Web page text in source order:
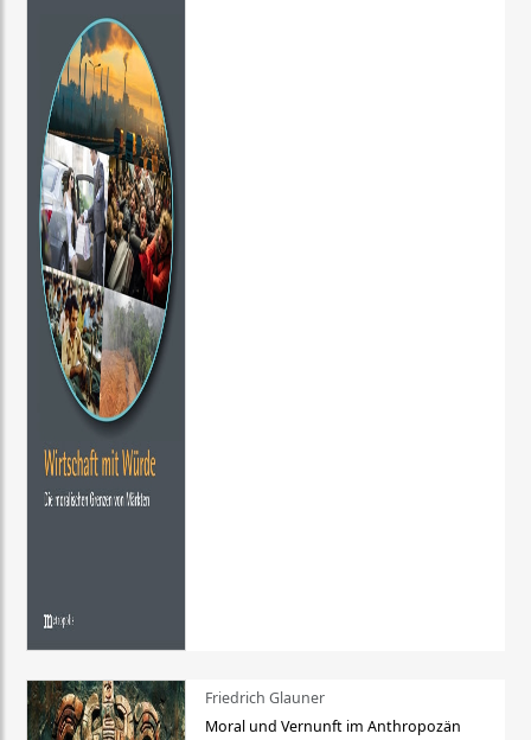
Friedrich Glauner
Moral und Vernunft im Anthropozän